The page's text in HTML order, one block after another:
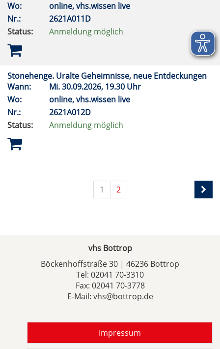
Wo:
online, vhs.wissen live
Nr.:
2621A011D
Status:
Anmeldung möglich
Stonehenge. Uralte Geheimnisse, neue Entdeckungen
Wann:
Mi.30.09.2026, 19.30 Uhr
Wo:
online, vhs.wissen live
Nr.:
2621A012D
Status:
Anmeldung möglich
1 2
vhs Bottrop
Böckenhoffstraße 30 | 46236 Bottrop
Tel: 02041 70-3310
Fax: 02041 70-3778
E-Mail: vhs@bottrop.de
Impressum